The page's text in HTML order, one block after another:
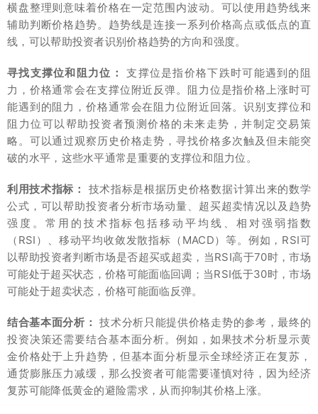
横盘整理则意味着价格在一定范围内波动。可以使用趋势线来
辅助判断价格趋势。趋势线是连接一系列价格高点或低点的直
线，可以帮助投资者识别价格趋势的方向和强度。
寻找支撑位和阻力位：
支撑位是指价格下跌时可能遇到的阻
力，价格通常会在支撑位附近反弹。阻力位是指价格上涨时可
能遇到的阻力，价格通常会在阻力位附近回落。识别支撑位和
阻力位可以帮助投资者预测价格的未来走势，并制定交易策
略。可以通过观察历史价格走势，寻找价格多次触及但未能突
破的水平，这些水平通常是重要的支撑位和阻力位。
利用技术指标：
技术指标是根据历史价格数据计算出来的数学
公式，可以帮助投资者分析市场动量、超买超卖情况以及趋势
强度。常用的技术指标包括移动平均线、相对强弱指数
（RSI）、移动平均收敛发散指标（MACD）等。例如，RSI可
以帮助投资者判断市场是否超买或超卖，当RSI高于70时，市场
可能处于超买状态，价格可能面临回调；当RSI低于30时，市场
可能处于超卖状态，价格可能面临反弹。
结合基本面分析： 技术分析只能提供价格走势的参考，最终的
投资决策还需要结合基本面分析。例如，如果技术分析显示黄
金价格处于上升趋势，但基本面分析显示全球经济正在复苏，
通货膨胀压力减缓，那么投资者可能需要谨慎对待，因为经济
复苏可能降低黄金的避险需求，从而抑制其价格上涨。